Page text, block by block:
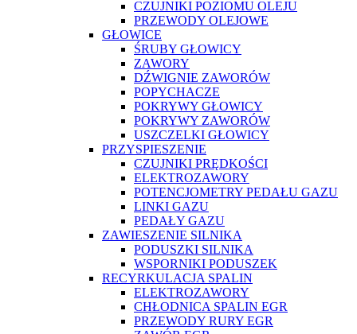
CZUJNIKI POZIOMU OLEJU
PRZEWODY OLEJOWE
GŁOWICE
ŚRUBY GŁOWICY
ZAWORY
DŹWIGNIE ZAWORÓW
POPYCHACZE
POKRYWY GŁOWICY
POKRYWY ZAWORÓW
USZCZELKI GŁOWICY
PRZYSPIESZENIE
CZUJNIKI PRĘDKOŚCI
ELEKTROZAWORY
POTENCJOMETRY PEDAŁU GAZU
LINKI GAZU
PEDAŁY GAZU
ZAWIESZENIE SILNIKA
PODUSZKI SILNIKA
WSPORNIKI PODUSZEK
RECYRKULACJA SPALIN
ELEKTROZAWORY
CHŁODNICA SPALIN EGR
PRZEWODY RURY EGR